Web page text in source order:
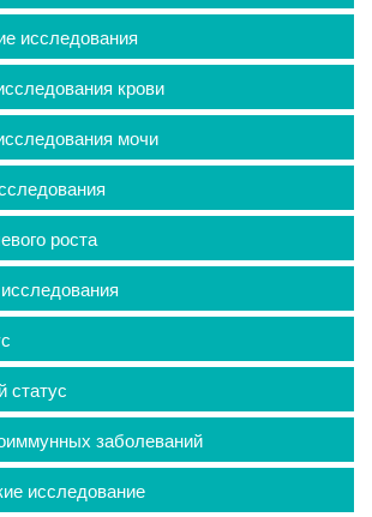
исследования
крови
мочи
роста
статус
заболеваний
исследование